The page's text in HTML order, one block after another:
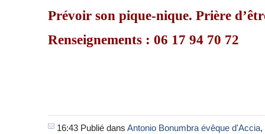
Prévoir son pique-nique. Prière
Renseignements : 06 17 94 70 72
16:43 Publié dans Antonio Bonumbra évêque d'Accia,